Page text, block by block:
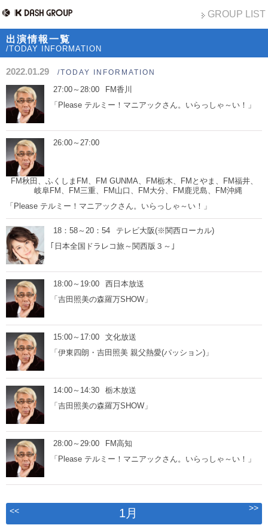
GROUP LIST
出演情報一覧
/TODAY INFORMATION
2022.01.29 /TODAY INFORMATION
27:00～28:00
FM香川
「Please テルミー！マニアックさん。いらっしゃ～い！」
26:00～27:00
FM秋田、ふくしまFM、FM GUNMA、FM栃木、FMとやま、FM福井、
岐阜FM、FM三重、FM山口、FM大分、FM鹿児島、FM沖縄
「Please テルミー！マニアックさん。いらっしゃ～い！」
18：58～20：54
テレビ大阪(※関西ローカル)
｢日本全国ドラレコ旅～関西版３～｣
18:00～19:00
西日本放送
「吉田照美の森羅万SHOW」
15:00～17:00
文化放送
「伊東四朗・吉田照美 親父熱愛(パッション)」
14:00～14:30
栃木放送
「吉田照美の森羅万SHOW」
28:00～29:00
FM高知
「Please テルミー！マニアックさん。いらっしゃ～い！」
<< 1月 >>